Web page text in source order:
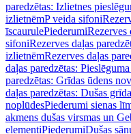
paredzētas: Izlietnes
izlietnēmP veida sifoni
īscaurulePiederumiRezerves
sifoniRezerves daļas
izlietnēmRezerves daļas
daļas paredzētas:
paredzētas: Grīdas ūdens
daļas paredzētas: Dušas
noplūdesPiederumi sienas
akmens dušas virsmas un
elementiPiederumiDušas